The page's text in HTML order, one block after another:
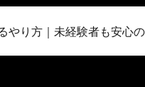
やり方｜未経験者も安心